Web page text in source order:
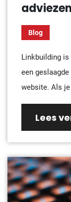
Blog
Linkbuilding is
een
website. Als
Lees